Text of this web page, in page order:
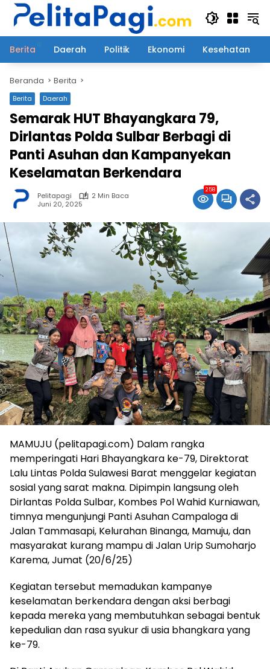
Langsung
Berita
Daerah Politik Ekonomi Kesehatan
Beranda Berita
Berita Daerah
Semarak HUT Bhayangkara 79,
Dirlantas Polda Sulbar Berbagi di
Panti Asuhan dan Kampanyekan
Keselamatan Berkendara
Pelitapagi
2 Min Baca
Juni 20, 2025
258
MAMUJU (pelitapagi.com) Dalam rangka
memperingati Hari Bhayangkara ke-79, Direktorat
Lalu Lintas Polda Sulawesi Barat menggelar kegiatan
sosial yang sarat makna. Dipimpin langsung oleh
Dirlantas Polda Sulbar, Kombes Pol Wahid Kurniawan,
timnya mengunjungi Panti Asuhan Campaloga di
Jalan Tammasapi, Kelurahan Binanga, Mamuju, dan
masyarakat kurang mampu di Jalan Urip Sumoharjo
Karema, Jumat (20/6/25)
Kegiatan tersebut memadukan kampanye
keselamatan berkendara dengan aksi berbagi
kepada mereka yang membutuhkan sebagai bentuk
kepedulian dan rasa syukur di usia bhangkara yang
ke-79.